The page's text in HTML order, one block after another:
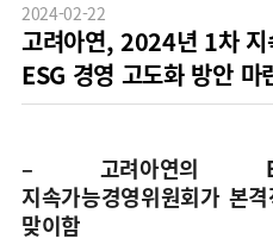
고려아연, 2024년 1차 지
ESG 경영 고도화 방안 마
2024-02-22
– 고려아연의
지속가능경영위원회가 본
맞이함